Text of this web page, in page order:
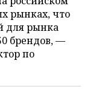
рынках, что
для рынка
брендов, —
по